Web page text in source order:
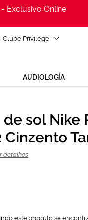
Exclusivo Online
Clube Privilege
AUDIOLOGÍA
66,75 €
€
sol Nike
Cinzento
detalhes
este produto se